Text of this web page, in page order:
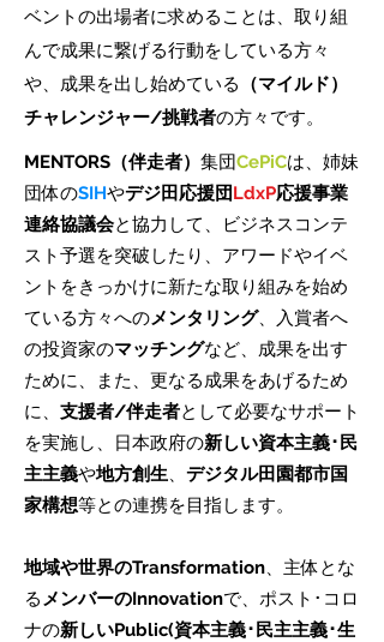
ベントの出場者に求めることは、取り組
んで成果に繋げる行動をしている方々
や、成果を出し始めている
（マイルド）
チャレンジャー/挑戦者の方々です。
MENTORS（伴走者） 集団CePiCは、姉妹
団体のSIHやデジ田応援団LdxP応援事業
連絡協議会と協力して、ビジネスコンテ
スト予選を突破したり、アワードやイベ
ントをきっかけに新たな取り組みを始め
ている方々へのメンタリング、入賞者へ
の投資家のマッチングなど、成果を出す
ために、また、更なる成果をあげるため
に、 支援者/伴走者として必要なサポート
を実施し、日本政府の新しい資本主義･民
主主義や地方創生、 デジタル田園都市国
家構想等との連携を目指します。
地域や世界のTransformation、主体とな
るメンバーのInnovationで、ポスト･コロ
ナの新しいPublic(資本主義･民主主義･生